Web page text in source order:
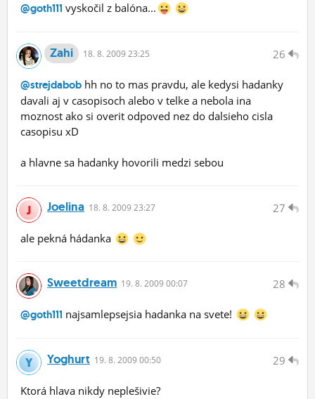
@goth111 vyskočil z balóna...
26
Zahi 18. 8. 2009 23:25
@strejdabob hh no to mas pravdu, ale kedysi hadanky
davali aj v casopisoch alebo v telke a nebola ina
moznost ako si overit odpoved nez do dalsieho cisla
casopisu xD
a hlavne sa hadanky hovorili medzi sebou
27
Joelina 18. 8. 2009 23:27
ale pekná hádanka
28
Sweetdream 19. 8. 2009 00:07
@goth111 najsamlepsejsia hadanka na svete!
29
Yoghurt 19. 8. 2009 00:50
Ktorá hlava nikdy neplešivie?